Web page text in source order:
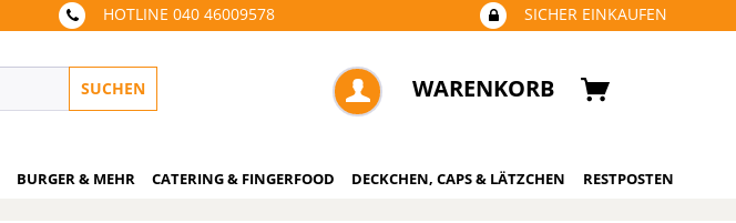
HOTLINE 040 46009578 SICHER EINKAUFEN
SUCHEN WARENKORB
BURGER & MEHR CATERING & FINGERFOOD DECKCHEN, CAPS & LÄTZCHEN RESTPOSTEN